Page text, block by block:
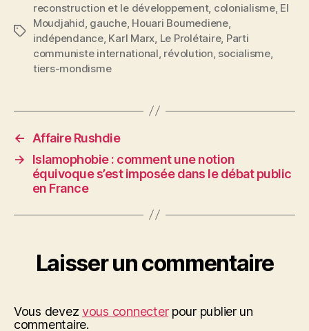
Étiquettes
reconstruction et le développement, colonialisme, El
Moudjahid, gauche, Houari Boumediene,
indépendance, Karl Marx, Le Prolétaire, Parti
communiste international, révolution, socialisme,
tiers-mondisme
←
Affaire Rushdie
→
Islamophobie : comment une notion
équivoque s’est imposée dans le débat public
en France
Laisser un commentaire
Vous devezvous connecterpour publier un
commentaire.